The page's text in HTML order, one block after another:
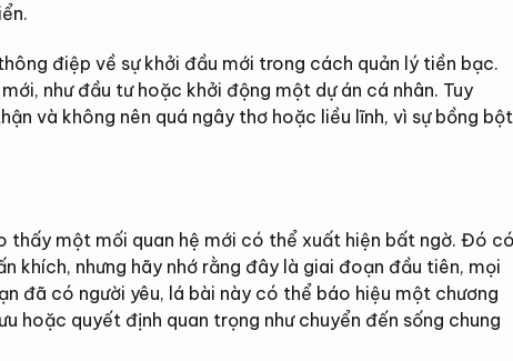
điệp về sự khởi đầu mới trong cách quản lý tiền bạc.
như đầu tư hoặc khởi động một dự án cá nhân. Tuy
và không nên quá ngây thơ hoặc liều lĩnh, vì sự bồng bột
thấy một mối quan hệ mới có thể xuất hiện bất ngờ. Đó
khích, nhưng hãy nhớ rằng đây là giai đoạn đầu tiên, mọi
đã có người yêu, lá bài này có thể báo hiệu một chương
hoặc quyết định quan trọng như chuyển đến sống chung